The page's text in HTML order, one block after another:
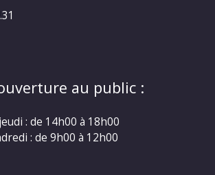
au public :
: de 14h00 à 18h00
: de 9h00 à 12h00